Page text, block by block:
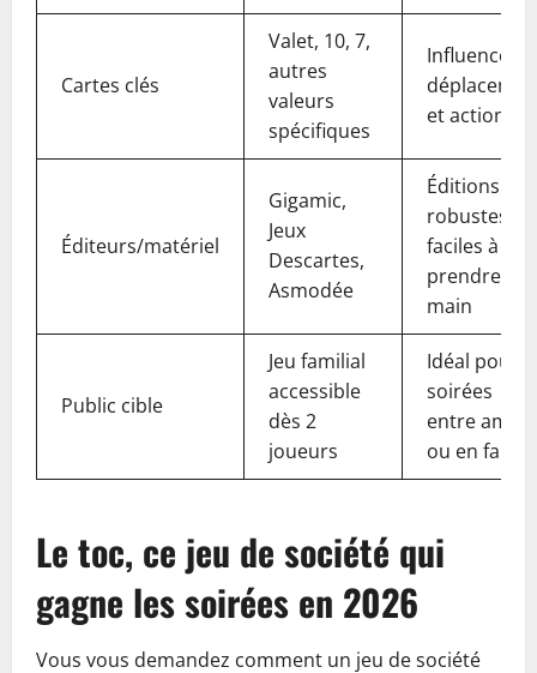
Cartes clés
Valet, 10, 7,
autres
valeurs
spécifiques
Influencent
et actions
Éditeurs/matériel
Gigamic,
Jeux
Descartes,
Asmodée
Éditions
robustes et
faciles à
prendre en
main
Public cible
Jeu familial
accessible
dès 2
joueurs
Idéal pour
soirées
entre amis
ou en
Le toc, ce jeu de société qui
gagne les soirées en 2026
Vous vous demandez comment un jeu de société